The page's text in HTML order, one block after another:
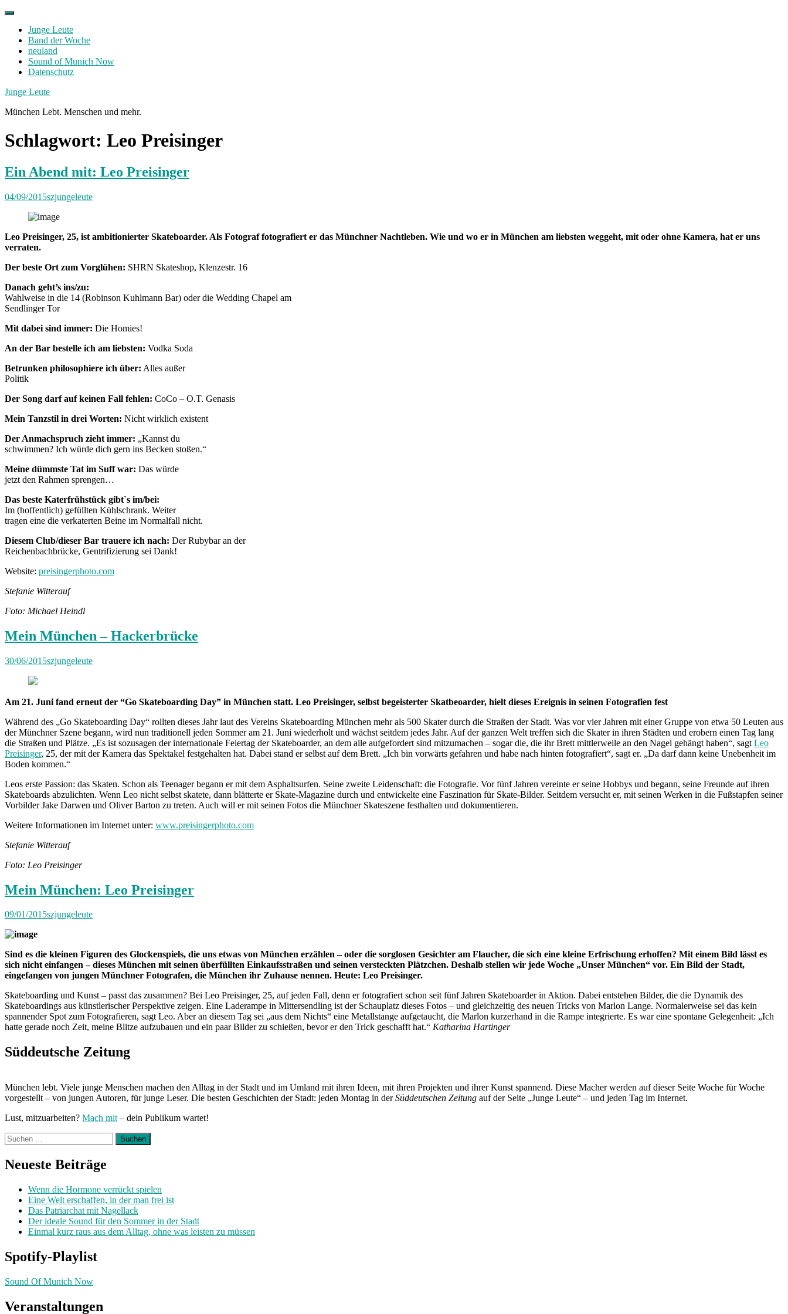
Skip
contentJunge Leute
Band der Woche
neuland
Sound of Munich Now
Datenschutz
Facebook
Twitter
Instagram
Junge Leute
München Lebt. Menschen und mehr.
Schlagwort: Leo Preisinger
Ein Abend mit: Leo Preisinger
04/09/2015szjungeleute
Leo Preisinger, 25, ist ambitionierter Skateboarder. Als Fotograf fotografiert er das Münchner Nachtleben. Wie und wo er in München am liebsten weggeht, mit oder ohne Kamera, hat er uns
verraten.
Der beste Ort zum Vorglühen: SHRN Skateshop, Klenzestr. 16
Danach geht’s ins/zu:
Wahlweise in die 14 (Robinson Kuhlmann Bar) oder die Wedding Chapel am
Sendlinger Tor
Mit dabei sind immer: Die Homies!
An der Bar bestelle ich am liebsten: Vodka Soda
Betrunken philosophiere ich über: Alles außer
Politik
Der Song darf auf keinen Fall fehlen: CoCo – O.T. Genasis
Mein Tanzstil in drei Worten: Nicht wirklich existent
Der Anmachspruch zieht immer: „Kannst du
schwimmen? Ich würde dich gern ins Becken stoßen.“
Meine dümmste Tat im Suff war: Das würde
jetzt den Rahmen sprengen…
Das beste Katerfrühstück gibt`s im/bei:
Im (hoffentlich) gefüllten Kühlschrank. Weiter
tragen eine die verkaterten Beine im Normalfall nicht.
Diesem Club/dieser Bar trauere ich nach: Der Rubybar an der
Reichenbachbrücke, Gentrifizierung sei Dank!
Website: preisingerphoto.com
Stefanie Witterauf
Foto: Michael Heindl
Mein München – Hackerbrücke
30/06/2015szjungeleute
Am 21. Juni fand erneut der “Go Skateboarding Day” in München statt. Leo Preisinger, selbst begeisterter Skatbeoarder, hielt dieses Ereignis in seinen Fotografien fest
Während des „Go Skateboarding Day“ rollten dieses Jahr laut des Vereins Skateboarding München mehr als 500 Skater durch die Straßen der Stadt. Was vor vier Jahren mit einer Gruppe von etwa 50 Leuten aus
der Münchner Szene begann, wird nun traditionell jeden Sommer am 21. Juni wiederholt und wächst seitdem jedes Jahr. Auf der ganzen Welt treffen sich die Skater in ihren Städten und erobern einen Tag lang
die Straßen und Plätze. „Es ist sozusagen der internationale Feiertag der Skateboarder, an dem alle aufgefordert sind mitzumachen – sogar die, die ihr Brett mittlerweile an den Nagel gehängt haben“, sagt Leo
Preisinger, 25, der mit der Kamera das Spektakel festgehalten hat. Dabei stand er selbst auf dem Brett. „Ich bin vorwärts gefahren und habe nach hinten fotografiert“, sagt er. „Da darf dann keine Unebenheit im
Boden kommen.“
Leos erste Passion: das Skaten. Schon als Teenager begann er mit dem Asphaltsurfen. Seine zweite Leidenschaft: die Fotografie. Vor fünf Jahren vereinte er seine Hobbys und begann, seine Freunde auf ihren
Skateboards abzulichten. Wenn Leo nicht selbst skatete, dann blätterte er Skate-Magazine durch und entwickelte eine Faszination für Skate-Bilder. Seitdem versucht er, mit seinen Werken in die Fußstapfen seiner
Vorbilder Jake Darwen und Oliver Barton zu treten. Auch will er mit seinen Fotos die Münchner Skateszene festhalten und dokumentieren.
Weitere Informationen im Internet unter: www.preisingerphoto.com
Stefanie Witterauf
Foto: Leo Preisinger
Mein München: Leo Preisinger
09/01/2015szjungeleute
Sind es die kleinen Figuren des Glockenspiels, die uns etwas von München erzählen – oder die sorglosen Gesichter am Flaucher, die sich eine kleine Erfrischung erhoffen? Mit einem Bild lässt es
sich nicht einfangen – dieses München mit seinen überfüllten Einkaufsstraßen und seinen versteckten Plätzchen. Deshalb stellen wir jede Woche „Unser München“ vor. Ein Bild der Stadt,
eingefangen von jungen Münchner Fotografen, die München ihr Zuhause nennen. Heute: Leo Preisinger.
Skateboarding und Kunst – passt das zusammen? Bei Leo Preisinger, 25, auf jeden Fall, denn er fotografiert schon seit fünf Jahren Skateboarder in Aktion. Dabei entstehen Bilder, die die Dynamik des
Skateboardings aus künstlerischer Perspektive zeigen. Eine Laderampe in Mittersendling ist der Schauplatz dieses Fotos – und gleichzeitig des neuen Tricks von Marlon Lange. Normalerweise sei das kein
spannender Spot zum Fotografieren, sagt Leo. Aber an diesem Tag sei „aus dem Nichts“ eine Metallstange aufgetaucht, die Marlon kurzerhand in die Rampe integrierte. Es war eine spontane Gelegenheit: „Ich
hatte gerade noch Zeit, meine Blitze aufzubauen und ein paar Bilder zu schießen, bevor er den Trick geschafft hat.“ Katharina Hartinger
Süddeutsche Zeitung
München lebt. Viele junge Menschen machen den Alltag in der Stadt und im Umland mit ihren Ideen, mit ihren Projekten und ihrer Kunst spannend. Diese Macher werden auf dieser Seite Woche für Woche
vorgestellt – von jungen Autoren, für junge Leser. Die besten Geschichten der Stadt: jeden Montag in derSüddeutschen Zeitung auf der Seite „Junge Leute“ – und jeden Tag im Internet.
Lust, mitzuarbeiten? Mach mit – dein Publikum wartet!
Suchen
nach:
Neueste Beiträge
Wenn die Hormone verrückt spielen
Eine Welt erschaffen, in der man frei ist
Das Patriarchat mit Nagellack
Der ideale Sound für den Sommer in der Stadt
Einmal kurz raus aus dem Alltag, ohne was leisten zu müssen
Spotify-Playlist
Sound Of Munich Now
Veranstaltungen